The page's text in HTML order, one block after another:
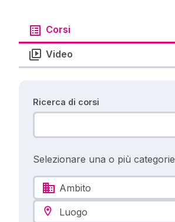
Corsi
Video
Ricerca di corsi
Selezionare una o più categorie
Ambito
Luogo